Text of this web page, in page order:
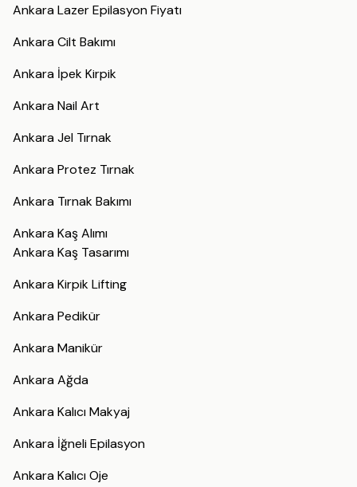
Ankara Lazer Epilasyon Fiyatı
Ankara Cilt Bakımı
Ankara İpek Kirpik
Ankara Nail Art
Ankara Jel Tırnak
Ankara Protez Tırnak
Ankara Tırnak Bakımı
Ankara Kaş Alımı
Ankara Kaş Tasarımı
Ankara Kirpik Lifting
Ankara Pedikür
Ankara Manikür
Ankara Ağda
Ankara Kalıcı Makyaj
Ankara İğneli Epilasyon
Ankara Kalıcı Oje